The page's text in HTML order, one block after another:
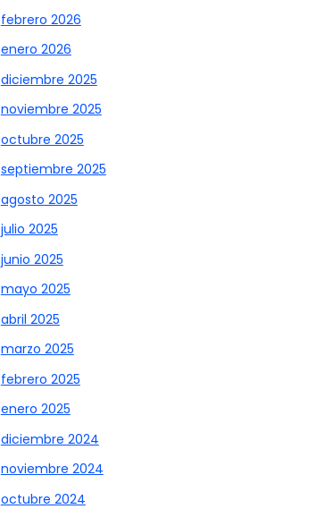
febrero 2026
enero 2026
diciembre 2025
noviembre 2025
octubre 2025
septiembre 2025
agosto 2025
julio 2025
junio 2025
mayo 2025
abril 2025
marzo 2025
febrero 2025
enero 2025
diciembre 2024
noviembre 2024
octubre 2024